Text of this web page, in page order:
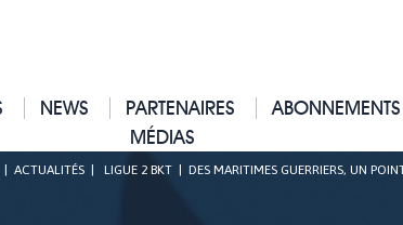
NEWS PARTENAIRES ABONNEMENTS
MÉDIAS
ACTUALITÉS| LIGUE 2 BKT| DES MARITIMES GUERRIERS, UN